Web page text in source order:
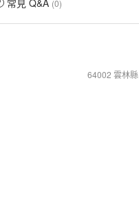
常見 Q&A (0)
64002 雲林